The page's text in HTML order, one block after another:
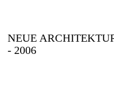
NEUE
- 2006